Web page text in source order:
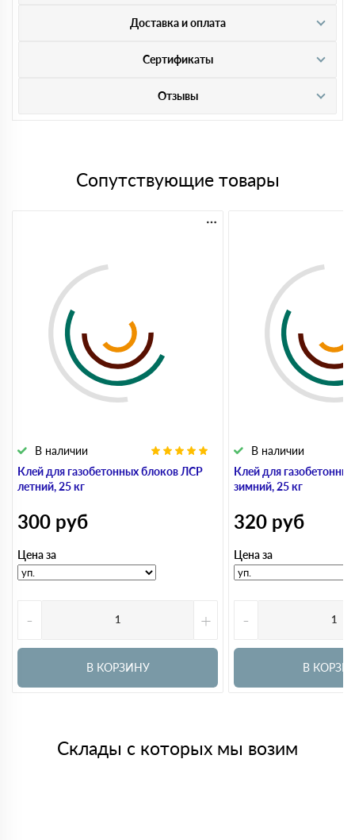
Доставка и оплата
Сертификаты
Отзывы
Сопутствующие товары
Клей для газобетонных блоков ЛСР
летний, 25 кг
В наличии
300 руб
Цена за
- +
В КОРЗИНУ
Клей для
зимний, 25 кг
В наличии
320 руб
Цена за
-
В
Склады с которых мы возим